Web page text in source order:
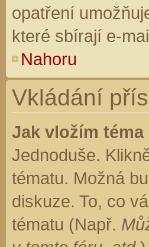
opatření
které sbírají e-
Nahoru
Vkládání
Jak vložím téma
Jednoduše.
tématu. Možná
diskuze. To, co
tématu (Např.